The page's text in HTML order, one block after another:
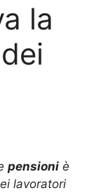
la
pensioni è
lavoratori